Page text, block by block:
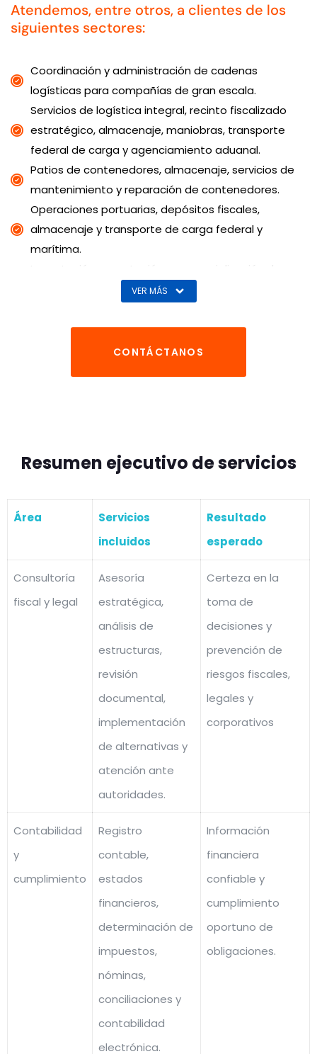
Atendemos, entre otros, a clientes de los
siguientes sectores:
Coordinación y administración de cadenas
logísticas para compañías de gran escala.
Servicios de logística integral, recinto fiscalizado
estratégico, almacenaje, maniobras, transporte
federal de carga y agenciamiento aduanal.
Patios de contenedores, almacenaje, servicios de
mantenimiento y reparación de contenedores.
Operaciones portuarias, depósitos fiscales,
almacenaje y transporte de carga federal y
marítima.
Importación, exportación y comercialización de
productos mediante esquemas puerta a puerta.
fraccionamientos y administración de proyectos en
diversos destinos del país.
Industria siderúrgica orientada al mercado nacional
Servicios de tecnología, sistemas y soluciones web
Servicios de análisis clínicos, rayos X y medicina
nuclear.
Administración de parques tecnológicos en el
energía eléctrica mediante distintas tecnologías
en territorio nacional.
VER MÁS
CONTÁCTANOS
Resumen ejecutivo de servicios
Área
Servicios
incluidos
Resultado
esperado
Consultoría
fiscal y legal
Asesoría
estratégica,
análisis de
estructuras,
revisión
documental,
implementación
de alternativas y
atención ante
autoridades.
Certeza en la
toma de
decisiones y
prevención de
riesgos fiscales,
legales y
corporativos
Contabilidad
y
cumplimiento
Registro
contable,
estados
financieros,
determinación de
impuestos,
nóminas,
conciliaciones y
contabilidad
electrónica.
Información
financiera
confiable y
cumplimiento
oportuno de
obligaciones.